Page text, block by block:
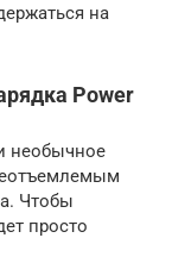
на
Power
необычное
Чтобы
просто